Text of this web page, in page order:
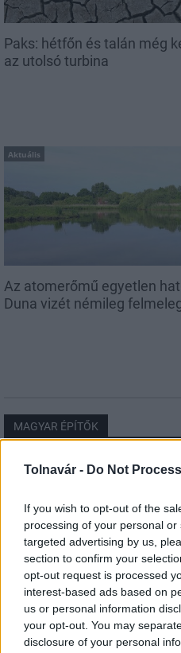
Tolnavár - Do Not
If you wish to opt-out of the
processing of your personal
targeted advertising by us,
section to confirm your
opt-out request is processed
interest-based ads based on
us or personal information
your opt-out. You may
disclosure of your personal
Paks: hétfőn és talán még
az utolsó turbina
Aktuális
Az atomerőmű egyetlen
Duna vizét némileg
MAGYAR ÉPÍTŐK
Útépítés